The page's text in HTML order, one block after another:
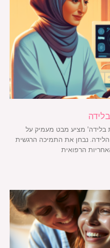
בלידה' מציע מבט מעמיק על
נבחן את התמיכה הרגשית
הרפואית